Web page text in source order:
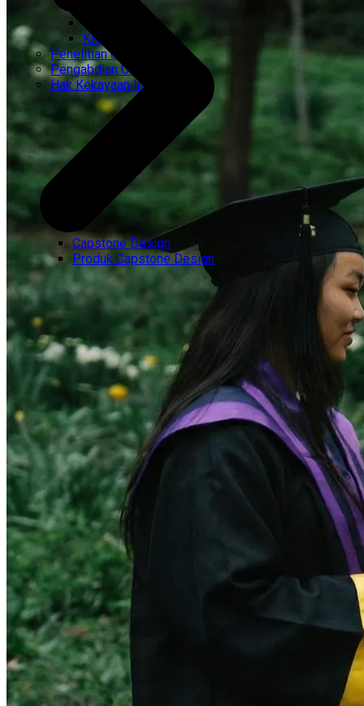
CEMTI
KK Regresi
Penelitian Unggulan
Pengabdian Unggulan
Hak Kekayaan Intelektual
Capstone Design
Produk Capstone Design